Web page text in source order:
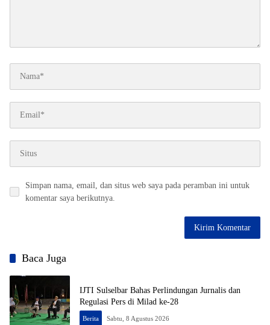
Simpan nama, email, dan situs web saya pada peramban ini untuk
komentar saya berikutnya.
Baca Juga
IJTI Sulselbar Bahas Perlindungan Jurnalis dan
Regulasi Pers di Milad ke-28
Berita Sabtu, 8 Agustus 2026